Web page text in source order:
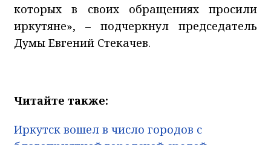
которых в своих обращениях просили
иркутяне», – подчеркнул председатель
Думы Евгений Стекачев.
Читайте также:
Иркутск вошел в число городов с